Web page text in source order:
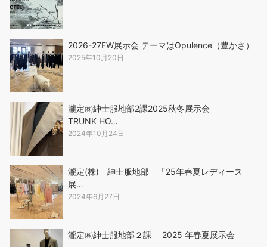
2026-27FW展示会 テーマはOpulence（豊かさ）
2025年10月20日
瀧定㈱紳士服地部2課2025秋冬展示会
TRUNK HO…
2024年10月24日
瀧定(株) 紳士服地部 「25年春夏レディース
展…
2024年6月27日
瀧定㈱紳士服地部２課 2025 年春夏展示会